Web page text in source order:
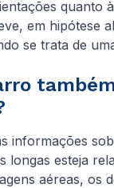
quanto
em hipótese
se trata de
informações
longas esteja
aéreas, os